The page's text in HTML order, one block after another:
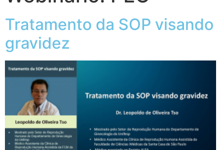
Tratamento da SOP visando
gravidez